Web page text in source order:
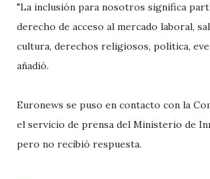
"La inclusión para nosotros significa
derecho de acceso al mercado laboral,
cultura, derechos religiosos, política,
añadió.
Euronews se puso en contacto con la
el servicio de prensa del Ministerio de
pero no recibió respuesta.